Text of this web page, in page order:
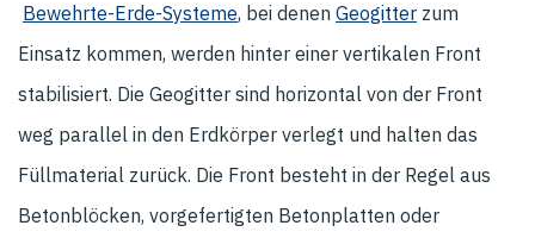
Bewehrte-Erde-Systeme, bei denen Geogitter zum
Einsatz kommen, werden hinter einer vertikalen Front
stabilisiert. Die Geogitter sind horizontal von der Front
weg parallel in den Erdkörper verlegt und halten das
Füllmaterial zurück. Die Front besteht in der Regel aus
Betonblöcken, vorgefertigten Betonplatten oder